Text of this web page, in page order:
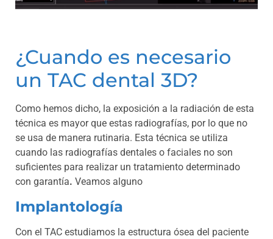
¿Cuando es necesario
un TAC dental 3D?
Como hemos dicho, la exposición a la radiación de esta
técnica es mayor que estas radiografías, por lo que no
se usa de manera rutinaria. Esta técnica se utiliza
cuando las radiografías dentales o faciales no son
suficientes para realizar un tratamiento determinado
con garantía. Veamos alguno
Implantología
Con el TAC estudiamos la estructura ósea del paciente